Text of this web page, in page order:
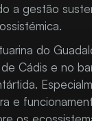
a gestão
do
Cádis e no
e